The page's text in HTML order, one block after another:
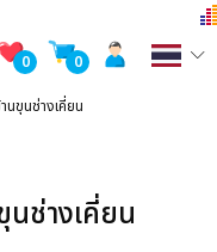
0 0
นขุนช่างเคี่ยน
ช่างเคี่ยน